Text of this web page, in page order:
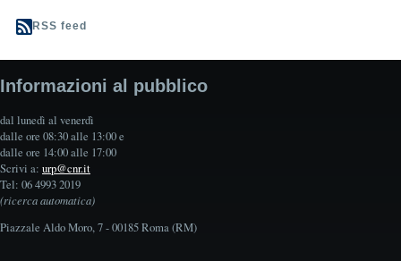
RSS feed
Informazioni al pubblico
dal lunedì al venerdì
dalle ore 08:30 alle 13:00 e
dalle ore 14:00 alle 17:00
Scrivi a: urp@cnr.it
Tel: 06 4993 2019
(ricerca automatica)
Piazzale Aldo Moro, 7 - 00185 Roma (RM)